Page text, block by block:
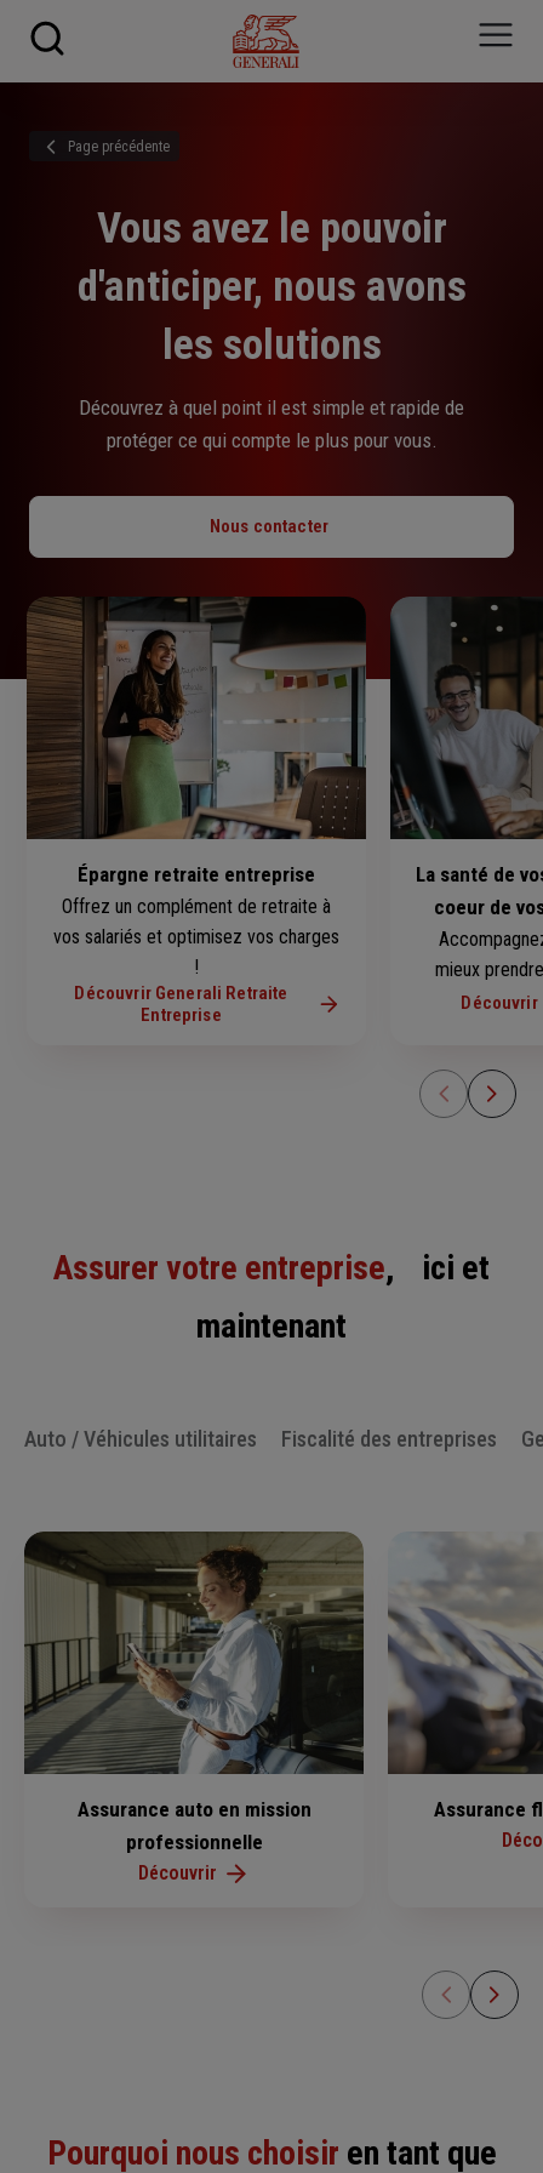
Page précédente
Vous avez le pouvoir
d'anticiper, nous avons
les solutions
Découvrez à quel point il est simple et rapide de
protéger ce qui compte le plus pour vous.
Nous contacter
Épargne retraite entreprise
Offrez un complément de retraite à
vos salariés et optimisez vos charges
!
Découvrir Generali Retraite
Entreprise
La santé de
coeur de
mieux
Assurer votre entreprise, ici et
maintenant
Auto / Véhicules utilitaires Fiscalité des entreprises
Assurance auto en mission
professionnelle
Découvrir
Assurance
Pourquoi nous choisir en tant que